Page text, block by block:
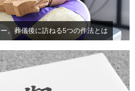
。葬儀後に訪ねる5つの作法とは